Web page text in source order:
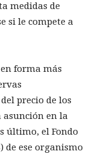
medidas de
si le compete a
forma más
precio de los
asunción en la
último, el Fondo
de ese organismo